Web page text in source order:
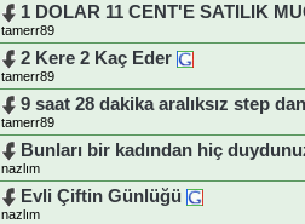
1 DOLAR 11 CENT'E SATILIK
tamerr89
2 Kere 2 Kaç Eder
tamerr89
9 saat 28 dakika aralıksız step
tamerr89
Bunları bir kadından hiç
nazlım
Evli Çiftin Günlüğü
nazlım